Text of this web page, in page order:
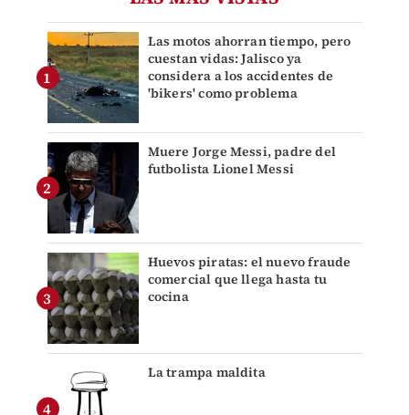
Las motos ahorran tiempo, pero
cuestan vidas: Jalisco ya
considera a los accidentes de
'bikers' como problema
Muere Jorge Messi, padre del
futbolista Lionel Messi
Huevos piratas: el nuevo fraude
comercial que llega hasta tu
cocina
La trampa maldita